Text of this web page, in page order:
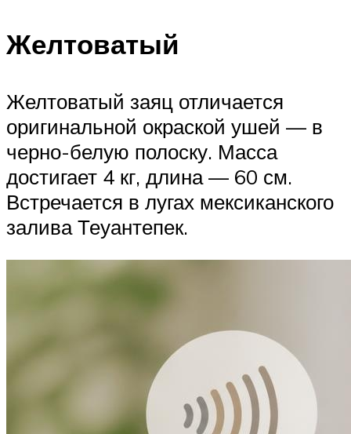
Желтоватый
Желтоватый заяц отличается
оригинальной окраской ушей — в
черно-белую полоску. Масса
достигает 4 кг, длина — 60 см.
Встречается в лугах мексиканского
залива Теуантепек.